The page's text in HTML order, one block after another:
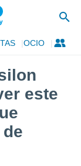
OCIO
este